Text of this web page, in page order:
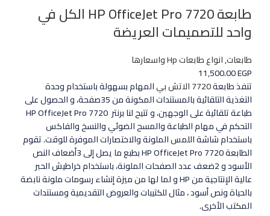
طابعة HP OfficeJet Pro 7720 الكل في
واحد للتصميمات العريضة
طابعات,انواع طابعات Hp واسعارها
11,500.00EGP
تنفذ طابعة7720 الاتش بي
المهام بسهولة باستخدام وحدة
التغذية التلقائية بالمستندات المكونة من 35صفحة، و الحصول على
طباعة تلقائية على الوجهين، و تتيح لنا برنتر HP OfficeJet Pro 7720
التحكم في مهام الطباعة والمسح الضوئي والنسخ والفاكس
باستخدام شاشة اللمس الملونة والاختصارات الموفرة للوقت. تقوم
الطابعة HP OfficeJet Pro 7720 بطبع ما يصل إلى 3أضعاف النص
الأسود و 2ضعف عدد الصفحات الملونة، باستخدام خراطيش الحبر
عالية الإنتاجية من HP و لما لها من ميزة إنشاء رسومات ملونة نابضة
بالحياة ونص أسود ، مثال للكتيبات والعروض التقديمية ومستندات
المكتب الأخرى.